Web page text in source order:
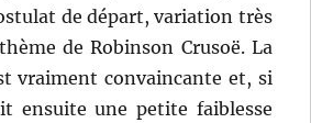
de départ, variation très
de Robinson Crusoë. La
vraiment convaincante et, si
ensuite une petite faiblesse